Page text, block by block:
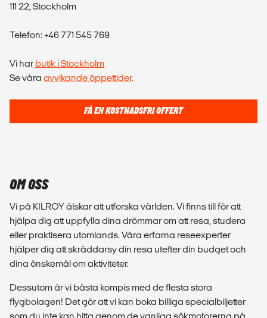
111 22, Stockholm
Telefon: +46 771 545 769
Vi har butik i Stockholm
Se våra avvikande öppettider.
FÅ EN KOSTNADSFRI OFFERT
OM OSS
Vi på KILROY älskar att utforska världen. Vi finns till för att
hjälpa dig att uppfylla dina drömmar om att resa, studera
eller praktisera utomlands. Våra erfarna reseexperter
hjälper dig att skräddarsy din resa utefter din budget och
dina önskemål om aktiviteter.
Dessutom är vi bästa kompis med de flesta stora
flygbolagen! Det gör att vi kan boka billiga specialbiljetter
som du inte kan hitta genom de vanliga sökmotorerna på